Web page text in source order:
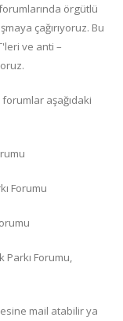
örgütlü
çağırıyoruz. Bu
ve anti –
aşağıdaki
Forumu
Parkı Forumu,
mail atabilir ya